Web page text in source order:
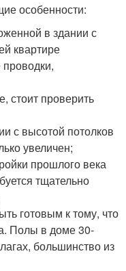
особенности:
в здании с
квартире
стоит проверить
с высотой потолков
увеличен;
прошлого века
тщательно
готовым к тому, что
Полы в доме 30-
большинство из